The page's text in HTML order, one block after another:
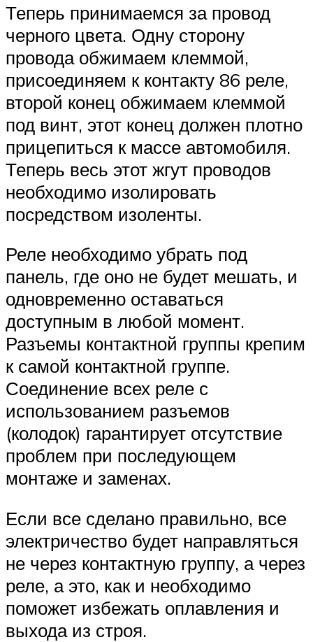
Теперь принимаемся за провод
черного цвета. Одну сторону
провода обжимаем клеммой,
присоединяем к контакту 86 реле,
второй конец обжимаем клеммой
под винт, этот конец должен плотно
прицепиться к массе автомобиля.
Теперь весь этот жгут проводов
необходимо изолировать
посредством изоленты.
Реле необходимо убрать под
панель, где оно не будет мешать, и
одновременно оставаться
доступным в любой момент.
Разъемы контактной группы крепим
к самой контактной группе.
Соединение всех реле с
использованием разъемов
(колодок) гарантирует отсутствие
проблем при последующем
монтаже и заменах.
Если все сделано правильно, все
электричество будет направляться
не через контактную группу, а через
реле, а это, как и необходимо
поможет избежать оплавления и
выхода из строя.